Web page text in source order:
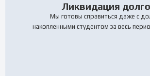
Ликвидация
Мы готовы справиться даже с
накопленными студентом за весь